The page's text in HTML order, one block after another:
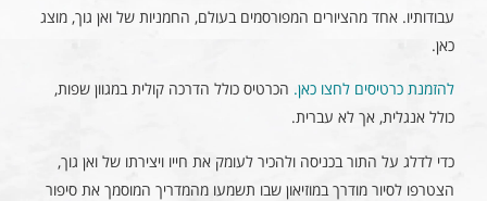
עבודותיו. אחד מהציורים המפורסמים בעולם, החמניות של ואן גוך, מוצג
כאן.
להזמנת כרטיסים לחצו כאן. הכרטיס כולל הדרכה קולית במגוון שפות,
כולל אנגלית, אך לא עברית.
כדי לדלג על התור בכניסה ולהכיר לעומק את חייו ויצירתו של ואן גוך,
הצטרפו לסיור מודרך במוזיאון שבו תשמעו מהמדריך המוסמך את סיפור